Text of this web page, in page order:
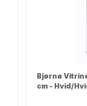
Bjørnø
cm - Hvid/